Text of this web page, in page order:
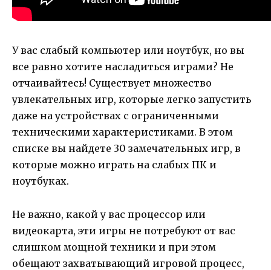
У вас слабый компьютер или ноутбук, но вы
все равно хотите насладиться играми? Не
отчаивайтесь! Существует множество
увлекательных игр, которые легко запустить
даже на устройствах с ограниченными
техническими характеристиками. В этом
списке вы найдете 30 замечательных игр, в
которые можно играть на слабых ПК и
ноутбуках.
Не важно, какой у вас процессор или
видеокарта, эти игры не потребуют от вас
слишком мощной техники и при этом
обещают захватывающий игровой процесс,